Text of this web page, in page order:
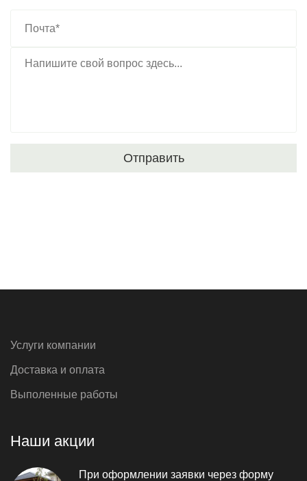
Услуги компании
Доставка и оплата
Выполенные работы
Наши акции
При оформлении заявки через форму